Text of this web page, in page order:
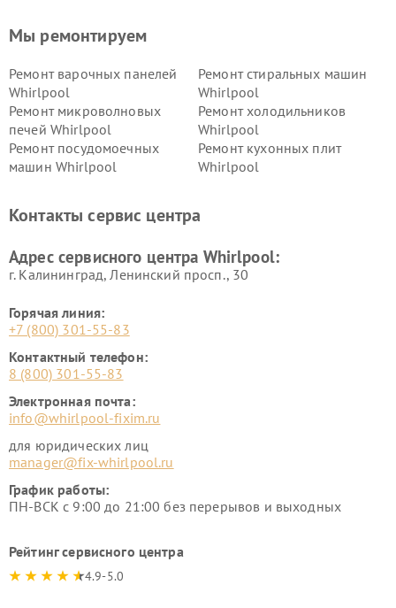
Мы ремонтируем
Ремонт варочных панелей
Whirlpool
Ремонт стиральных машин
Whirlpool
Ремонт микроволновых
печей Whirlpool
Ремонт холодильников
Whirlpool
Ремонт посудомоечных
машин Whirlpool
Ремонт кухонных плит
Whirlpool
Контакты сервис центра
Адрес сервисного центра Whirlpool:
г. Калининград, Ленинский просп., 30
Горячая линия:
+7 (800) 301-55-83
Контактный телефон:
8 (800) 301-55-83
Электронная почта:
info@whirlpool-fixim.ru
для юридических лиц
manager@fix-whirlpool.ru
График работы:
ПН-ВСК с 9:00 до 21:00 без перерывов и выходных
Рейтинг сервисного центра
4.9-5.0